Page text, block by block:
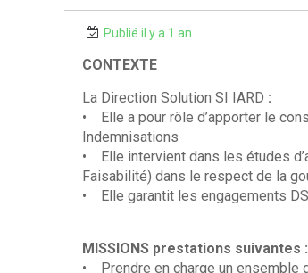
Publié il y a 1 an
CONTEXTE
La Direction Solution SI IARD :
• Elle a pour rôle d’apporter le
Indemnisations
• Elle intervient dans les études
Faisabilité) dans le respect de la
• Elle garantit les engagements
MISSIONS prestations suivantes :
• Prendre en charge un ensemble